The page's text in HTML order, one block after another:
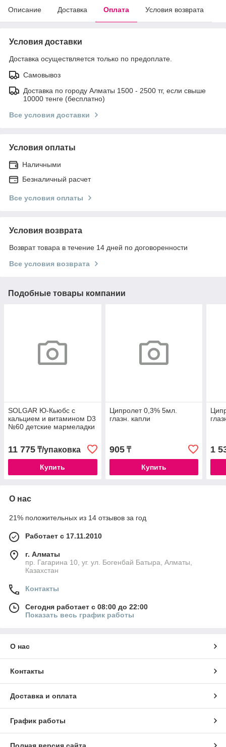
Описание Доставка Оплата Условия возврата
Условия доставки
Доставка осуществляется только по предоплате.
Самовывоз
Доставка по городу Алматы 1500 - 2500 тг, если свыше
10000 тенге (бесплатно)
Все условия доставки
Условия оплаты
Наличными
Безналичный расчет
Все условия оплаты
Условия возврата
Возврат товара в течение 14 дней по договоренности
Все условия возврата
Подобные товары компании
SOLGAR Ю-Кьюбс с
кальцием и витамином D3
№60 детские мармеладки
11 775 ₸/упаковка
Купить
Ципролет 0,3% 5мл.
глазн. капли
905₸
Купить
1
О нас
21% положительных из 14 отзывов за год
Работает с 17.11.2010
г. Алматы
пр. Гагарина 10, уг. ул. Богенбай Батыра, Алматы,
Казахстан
Контакты
Сегодня работает с 08:00 до 22:00
Показать весь график работы
О нас
Контакты
Доставка и оплата
График работы
Полная версия сайта